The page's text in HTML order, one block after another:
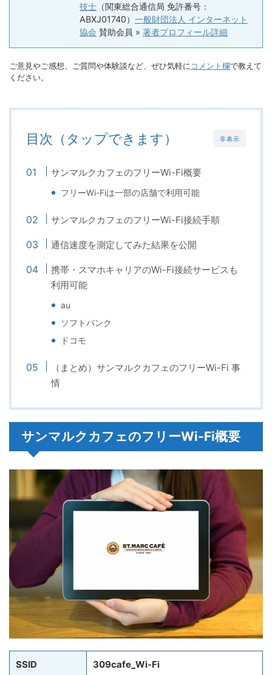
技士 （関東総合通信局 免許番号：
ABXJ01740） 一般財団法人 インターネット
協会 賛助会員 » 著者プロフィール詳細
ご意見やご感想、ご質問や体験談など、ぜひ気軽に コメント欄で教えて
ください。
非表示
目次（タップできます）
サンマルクカフェのフリーWi-Fi概要
フリーWi-Fiは一部の店舗で利用可能
サンマルクカフェのフリーWi-Fi接続手順
通信速度を測定してみた結果を公開
携帯・スマホキャリアのWi-Fi接続サービスも
利用可能
au
ソフトバンク
ドコモ
（まとめ）サンマルクカフェのフリーWi-Fi 事
情
サンマルクカフェのフリーWi-Fi概要
SSID 309cafe_Wi-Fi